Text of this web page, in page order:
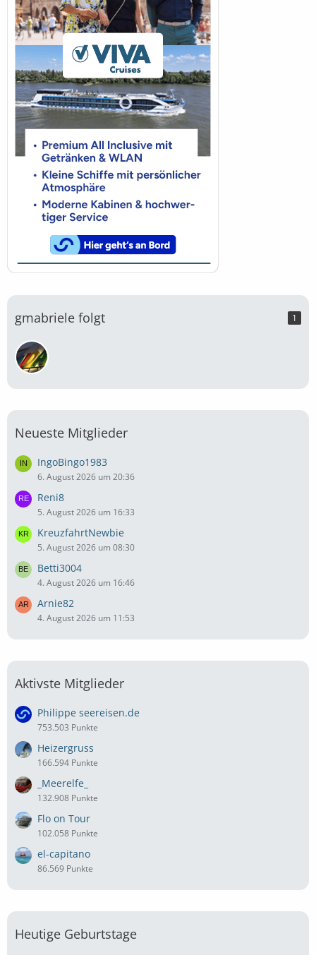
gmabriele folgt 1
Neueste Mitglieder
IngoBingo1983
6. August 2026 um 20:36
Reni8
5. August 2026 um 16:33
KreuzfahrtNewbie
5. August 2026 um 08:30
Betti3004
4. August 2026 um 16:46
Arnie82
4. August 2026 um 11:53
Aktivste Mitglieder
Philippe seereisen.de
753.503 Punkte
Heizergruss
166.594 Punkte
_Meerelfe_
132.908 Punkte
Flo on Tour
102.058 Punkte
el-capitano
86.569 Punkte
Heutige Geburtstage